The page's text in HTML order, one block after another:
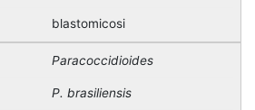
blastomicosi
Paracoccidioides
P. brasiliensis